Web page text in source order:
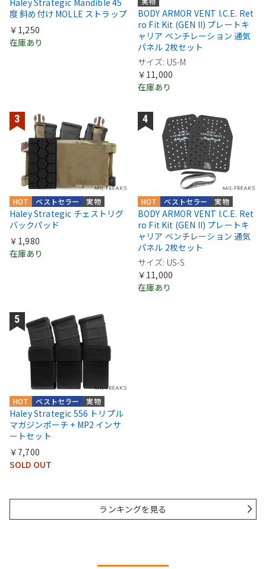
Haley Strategic Mandible 45
度 斜め付け MOLLE ストラップ
￥1,250
在庫あり
BODY ARMOR VENT I.C.E. Ret
ro Fit Kit (GEN II) プレートキ
ャリア ベンチレーション 通気
パネル 2枚セット
サイズ: US-M
￥11,000
在庫あり
実物
ベストセラー
HOT
Haley Strategic チェストリグ
バックパッド
￥1,980
在庫あり
実物
ベストセラー
HOT
BODY ARMOR VENT I.C.E. Ret
ro Fit Kit (GEN II) プレートキ
ャリア ベンチレーション 通気
パネル 2枚セット
サイズ: US-S
￥11,000
在庫あり
実物
ベストセラー
HOT
Haley Strategic 556 トリプル
マガジンポーチ + MP2 インサ
ートセット
￥7,700
SOLD OUT
ランキングを見る